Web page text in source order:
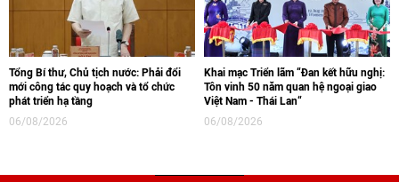
Tổng Bí thư, Chủ tịch nước: Phải đổi
mới công tác quy hoạch và tổ chức
phát triển hạ tầng
06/08/2026
Khai mạc Triển lãm “Đan kết hữu nghị:
Tôn vinh 50 năm quan hệ ngoại giao
Việt Nam - Thái Lan“
06/08/2026